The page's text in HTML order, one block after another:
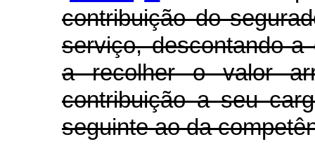
contribuição do
serviço, descontando-
a recolher o valor
contribuição a seu
seguinte ao da